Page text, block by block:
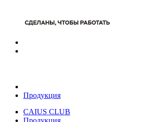
Продукция
CAIUS CLUB
Продукция